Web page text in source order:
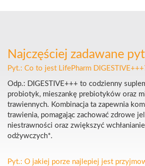
Najczęściej zadawane
Pyt.: Co to jest LifePharm
Odp.: DIGESTIVE+++ to codzienny
probiotyk, mieszankę prebiotyków oraz
trawiennych. Kombinacja ta zapewnia
trawienia, pomagając zachować zdrowe
niestrawności oraz zwiększyć
odżywczych*.
Pyt.: O jakiej porze najlepiej jest